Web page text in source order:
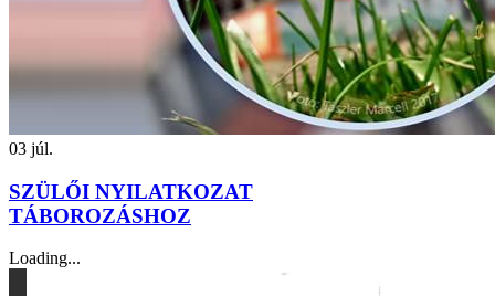
03 júl.
SZÜLŐI NYILATKOZAT
TÁBOROZÁSHOZ
Loading...